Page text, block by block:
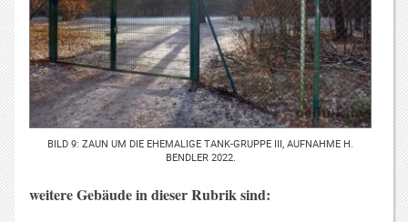
BILD 9: ZAUN UM DIE EHEMALIGE TANK-GRUPPE III, AUFNAHME H.
BENDLER 2022.
weitere Gebäude in dieser Rubrik sind: